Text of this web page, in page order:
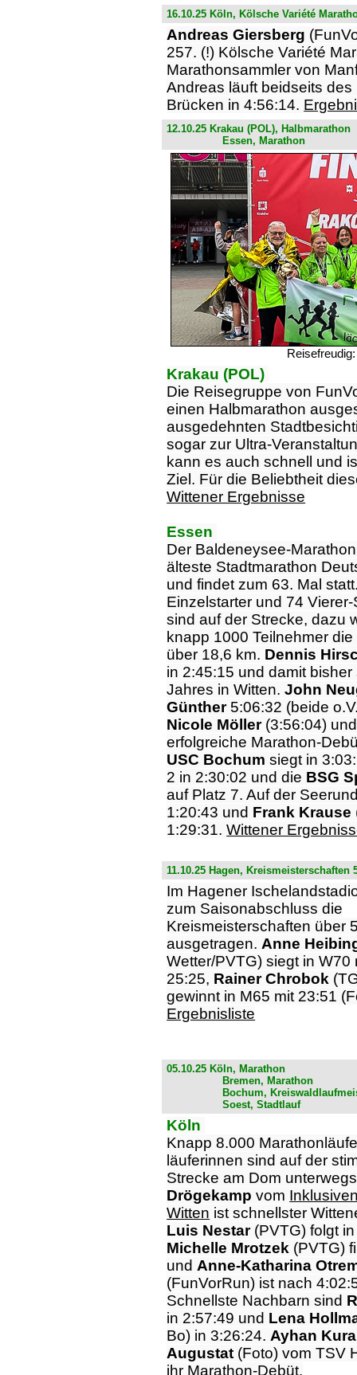
16.10.25 Köln, Kölsche Variété
Andreas Giersberg
257. (!) Kölsche Variété
Marathonsammler von
Andreas läuft beidseits
Brücken in 4:56:14.
12.10.25 Krakau (POL), Halbmarathon
Essen, Marathon
Krakau (POL)
Die Reisegruppe von
einen Halbmarathon
ausgedehnten
sogar zur Ultra-
kann es auch schnell und
Ziel. Für die Beliebtheit
Wittener Ergebnisse
Essen
Der Baldeneysee-
älteste Stadtmarathon
und findet zum 63. Mal
Einzelstarter und 74
sind auf der Strecke, dazu
knapp 1000 Teilnehmer
über 18,6 km. Dennis
in 2:45:15 und damit
Jahres in Witten.John
Günther5:06:32 (beide
Nicole Möller(3:56:04)
erfolgreiche Marathon-
USC Bochum siegt in
2 in 2:30:02 und die BSG
auf Platz 7. Auf der
1:20:43 und Frank Krause
1:29:31.Wittener
11.10.25 Hagen, Kreismeisterschaften
Im Hagener
zum Saisonabschluss die
Kreismeisterschaften über
ausgetragen. Anne
Wetter/PVTG) siegt in W70
25:25, Rainer Chrobok
gewinnt in M65 mit 23:51
Ergebnisliste
05.10.25 Köln, Marathon
Bremen, Marathon
Bochum,
Soest, Stadtlauf
Köln
Knapp 8.000
läuferinnen sind auf der
Strecke am Dom
Drögekamp vom
Witten ist schnellster
Luis Nestar(PVTG) folgt
Michelle Mrotzek (PVTG)
und Anne-Katharina
(FunVorRun) ist nach
Schnellste Nachbarn sind
in 2:57:49 und Lena
Bo) in 3:26:24. Ayhan
Augustat (Foto) vom TSV
ihr Marathon-Debüt.